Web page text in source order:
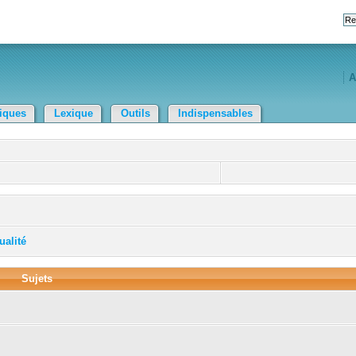
Lexique Outils Indispensables
Sujets